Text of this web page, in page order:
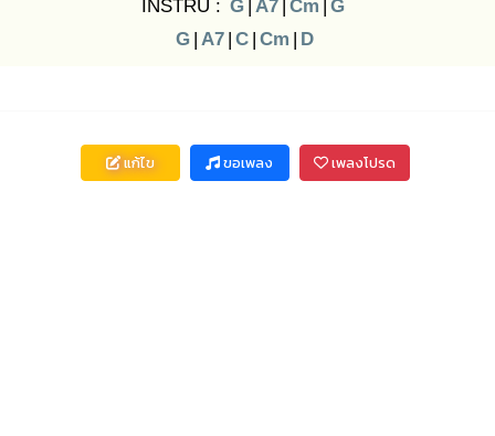
INSTRU : G | A7 | Cm | G
G | A7 | C | Cm | D
แก้ไข ขอเพลง เพลงโปรด